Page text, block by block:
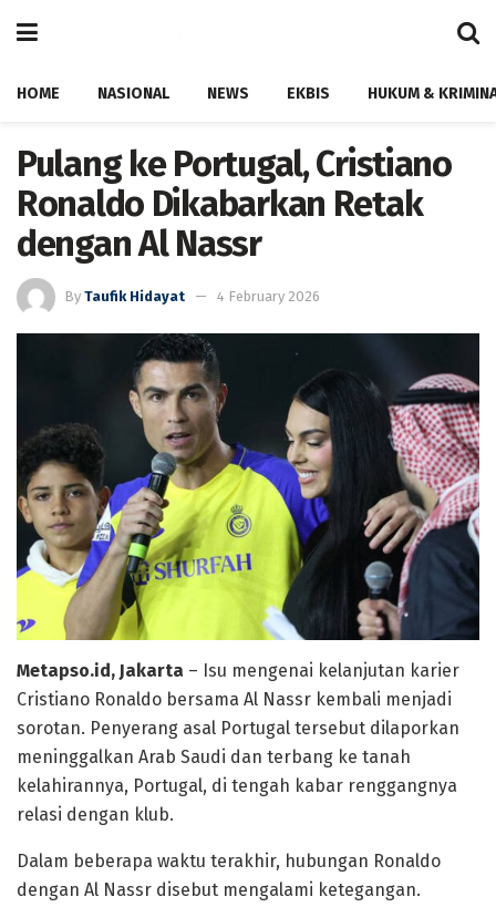
HOME NASIONAL NEWS EKBIS HUKUM &
Pulang ke Portugal, Cristiano
Ronaldo Dikabarkan Retak
dengan Al Nassr
By Taufik Hidayat 4 February 2026
Metapso.id, Jakarta – Isu mengenai kelanjutan karier
Cristiano Ronaldo bersama Al Nassr kembali menjadi
sorotan. Penyerang asal Portugal tersebut dilaporkan
meninggalkan Arab Saudi dan terbang ke tanah
kelahirannya, Portugal, di tengah kabar renggangnya
relasi dengan klub.
Dalam beberapa waktu terakhir, hubungan Ronaldo
dengan Al Nassr disebut mengalami ketegangan.